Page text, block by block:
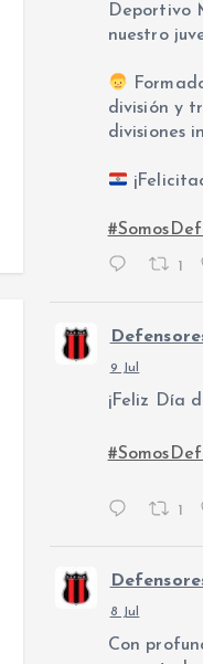
Deportivo
nuestro
división y
divisiones
1
9 Jul
¡Feliz Día
1
8 Jul
Con